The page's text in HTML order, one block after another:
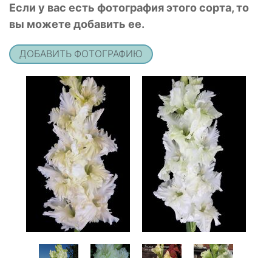
Если у вас есть фотография этого сорта, то
вы можете добавить ее.
ДОБАВИТЬ ФОТОГРАФИЮ